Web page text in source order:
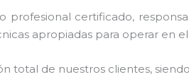
profesional certificado,
apropiadas para operar en el
total de nuestros clientes,